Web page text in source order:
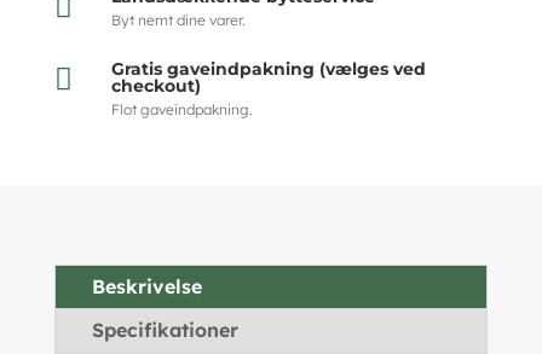
 Byt nemt dine varer.
 Gratis gaveindpakning (vælges ved
checkout)
Flot gaveindpakning.
Beskrivelse
Specifikationer